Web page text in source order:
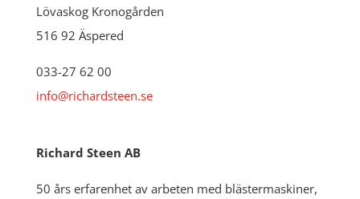
Lövaskog Kronogården
516 92 Äspered
033-27 62 00
info@richardsteen.se
Richard Steen AB
50 års erfarenhet av arbeten med blästermaskiner,